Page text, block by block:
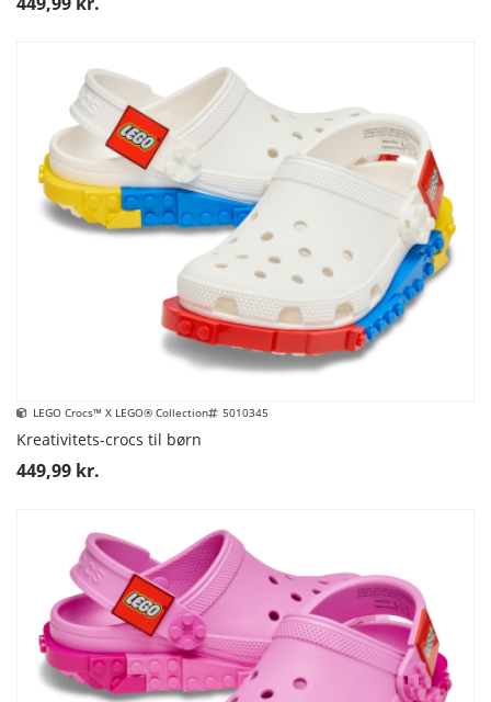
LEGO Crocs™ X LEGO® Collection 5010345
Kreativitets-crocs til børn
449,99 kr.